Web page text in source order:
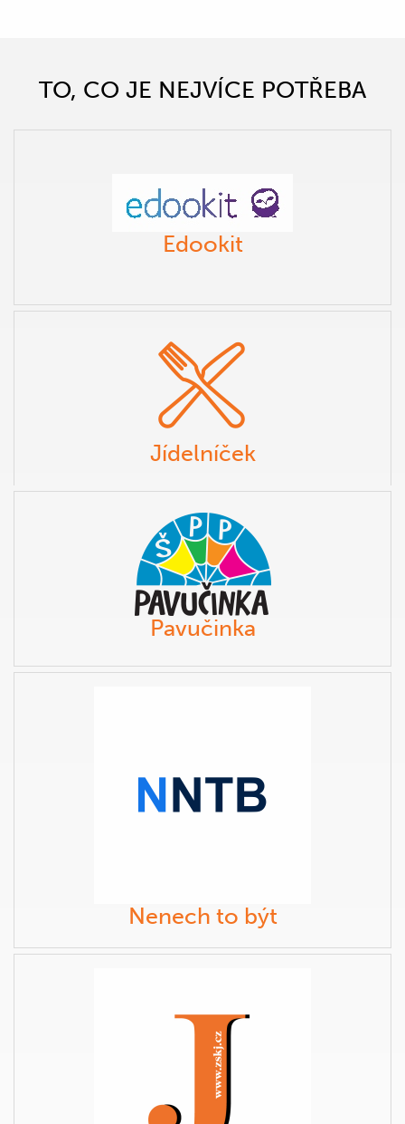
TO, CO JE NEJVÍCE POTŘEBA
Edookit
Jídelníček
Pavučinka
Nenech to být